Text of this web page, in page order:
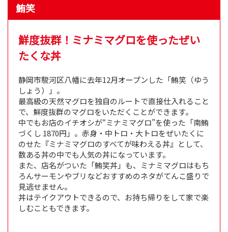
鮪笑
鮮度抜群！ミナミマグロを使ったぜい
たくな丼
静岡市駿河区八幡に去年12月オープンした「鮪笑（ゆう
しょう）」。
最高級の天然マグロを独自のルートで直接仕入れること
で、鮮度抜群のマグロをいただくことができます。
中でもお店のイチオシが“ミナミマグロ”を使った「南鮪
づくし 1870円」。赤身・中トロ・大トロをぜいたくに
のせた『ミナミマグロのすべてが味わえる丼』として、
数ある丼の中でも人気の丼になっています。
また、店名がついた「鮪笑丼」も、ミナミマグロはもち
ろんサーモンやブリなどおすすめのネタがてんこ盛りで
見逃せません。
丼はテイクアウトできるので、お持ち帰りをして家で楽
しむこともできます。